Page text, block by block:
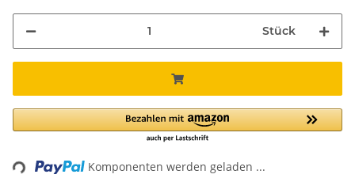
Stück
Komponenten werden geladen ...